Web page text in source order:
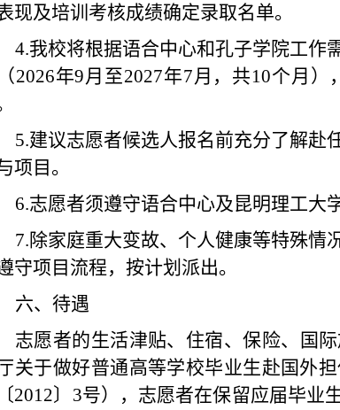
现及培训考核成绩确定录取名单。
4.我校将根据语合中心和孔子学院工作
2026年9月至2027年7月，共10个月）
5.建议志愿者候选人报名前充分了解赴
项目。
6.志愿者须遵守语合中心及昆明理工大
7.除家庭重大变故、个人健康等特殊情
守项目流程，按计划派出。
六、待遇
志愿者的生活津贴、住宿、保险、国
关于做好普通高等学校毕业生赴国外
2012〕 3号），志愿者在保留应届毕业